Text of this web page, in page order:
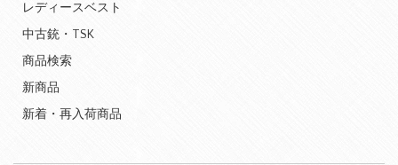
レディースベスト
中古銃・TSK
商品検索
新商品
新着・再入荷商品